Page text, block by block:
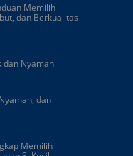
Memilih
dan Berkualitas
dan Nyaman
dan
Memilih